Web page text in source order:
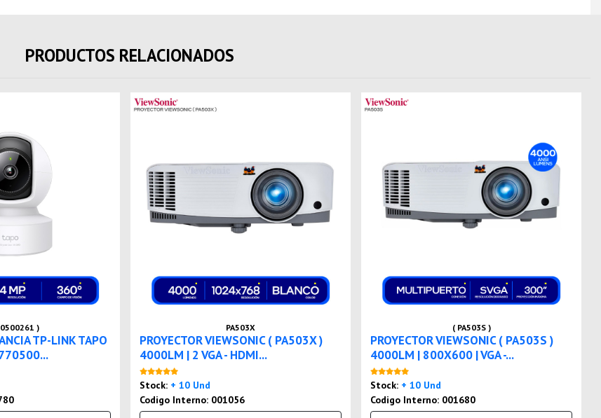
PRODUCTOS RELACIONADOS
)
TP-LINK TAPO
PA503X
PROYECTOR VIEWSONIC ( PA503X )
4000LM | 2 VGA - HDMI...
Stock: + 10 Und
Codigo Interno: 001056
( PA503S )
PROYECTOR VIEWSONIC ( PA503S )
4000LM | 800X600 | VGA -...
Stock: + 10 Und
Codigo Interno: 001680